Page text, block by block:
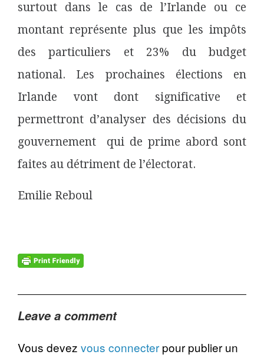
surtout dans le cas de l’Irlande ou ce
montant représente plus que les impôts
des particuliers et 23% du budget
national. Les prochaines élections en
Irlande vont dont significative et
permettront d’analyser des décisions du
gouvernement qui de prime abord sont
faites au détriment de l’électorat.
Emilie Reboul
Leave a comment
Vous devez vous connecter pour publier un